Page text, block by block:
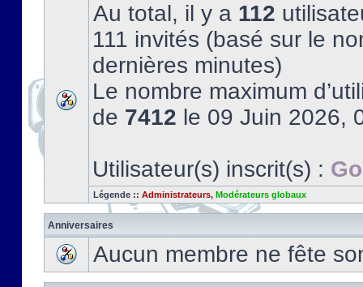
Au total, il y a 112
111 invités (basé sur le
dernières minutes)
Le nombre maximum
de 7412 le 09 Juin 2026,
Utilisateur(s) inscrit(s) :
Légende :: Administrateurs, Modérateurs globaux
Anniversaires
Aucun membre ne fête